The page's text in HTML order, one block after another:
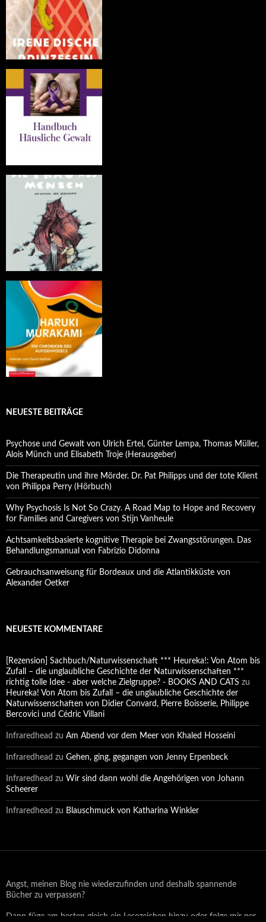
NEUESTE BEITRÄGE
Psychose und Gewalt von Ulrich Ertel, Günter Lempa, Thomas Müller,
Alois Münch und Elisabeth Troje (Herausgeber)
Die Therapeutin und ihre Mörder. Dr. Pat Philipps und der tote Klient
von Philippa Perry (Hörbuch)
Why Psychosis Is Not So Crazy. A Road Map to Hope and Recovery
for Families and Caregivers von Stijn Vanheule
Achtsamkeitsbasierte kognitive Therapie bei Zwangsstörungen. Das
Behandlungsmanual von Fabrizio Didonna
Gebrauchsanweisung für Bordeaux und die Atlantikküste von
Alexander Oetker
NEUESTE KOMMENTARE
[Rezension] Sachbuch/Naturwissenschaft *** Heureka!: Von Atom bis
Zufall – die unglaubliche Geschichte der Naturwissenschaften ***
richtig tolle Idee - aber welche Zielgruppe? - BOOKS AND CATS zu
Heureka! Von Atom bis Zufall – die unglaubliche Geschichte der
Naturwissenschaften von Didier Convard, Pierre Boisserie, Philippe
Bercovici und Cédric Villani
Infraredhead zu Am Abend vor dem Meer von Khaled Hosseini
Infraredhead zu Gehen, ging, gegangen von Jenny Erpenbeck
Infraredhead zu Wir sind dann wohl die Angehörigen von Johann
Scheerer
Infraredhead zu Blauschmuck von Katharina Winkler
Angst, meinen Blog nie wiederzufinden und deshalb spannende
Bücher zu verpassen?
Dann füge am besten gleich ein Lesezeichen hinzu oder folge mir per